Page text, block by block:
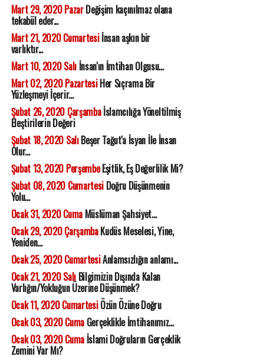
Mart 29, 2020 PazarDeğişim kaçınılmaz olana
tekabül eder...
Mart 21, 2020 Cumartesiİnsan aşkın bir
varlıktır...
Mart 10, 2020 Salıİnsan'ın İmtihan Olgusu...
Mart 02, 2020 PazartesiHer Sıçrama Bir
Yüzleşmeyi İçerir...
Şubat 26, 2020 Çarşambaİslamcılığa Yöneltilmiş
Eleştirilerin Değeri
Şubat 18, 2020 SalıBeşer Tağut'a İsyan İle İnsan
Olur...
Şubat 13, 2020 PerşembeEşitlik, Eş Değerlilik Mi?
Şubat 08, 2020 CumartesiDoğru Düşünmenin
Yolu...
Ocak 31, 2020 CumaMüslüman Şahsiyet...
Ocak 29, 2020 ÇarşambaKudüs Meselesi, Yine,
Yeniden...
Ocak 25, 2020 CumartesiAnlamsızlığın anlamı...
Ocak 21, 2020 SalıBilgimizin Dışında Kalan
Varlığın/Yokluğun Üzerine Düşünmek?
Ocak 11, 2020 CumartesiÖzün Özüne Doğru
Ocak 03, 2020 CumaGerçeklikle İmtihanımız...
Ocak 03, 2020 Cumaİslami Doğruların Gerçeklik
Zemini Var Mı?